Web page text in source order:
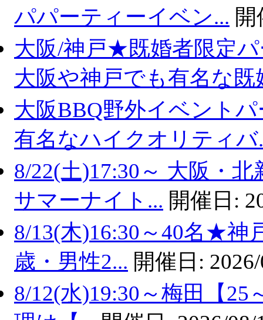
パパーティーイベン...
大阪/神戸★既婚者限定
大阪や神戸でも有名な既
大阪BBQ野外イベント
有名なハイクオリティバ
8/22(土)17:30～ 大阪・
サマーナイト... 開催日:
8/13(木)16:30～40名★神
歳・男性2... 開催日:
8/12(水)19:30～梅田【